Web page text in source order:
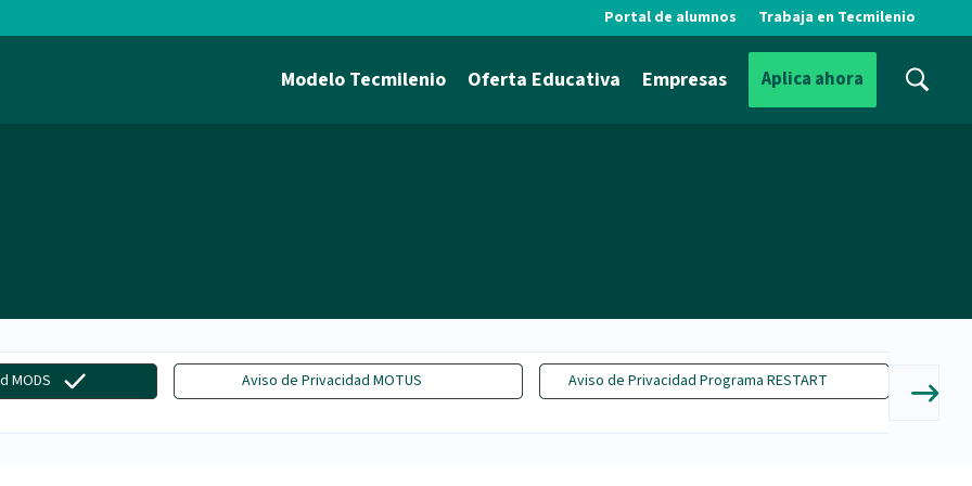
Portal de alumnos Trabaja en Tecmilenio
Modelo Tecmilenio Oferta Educativa Empresas Aplica ahora
MODS Aviso de Privacidad MOTUS Aviso de Privacidad Programa RESTART